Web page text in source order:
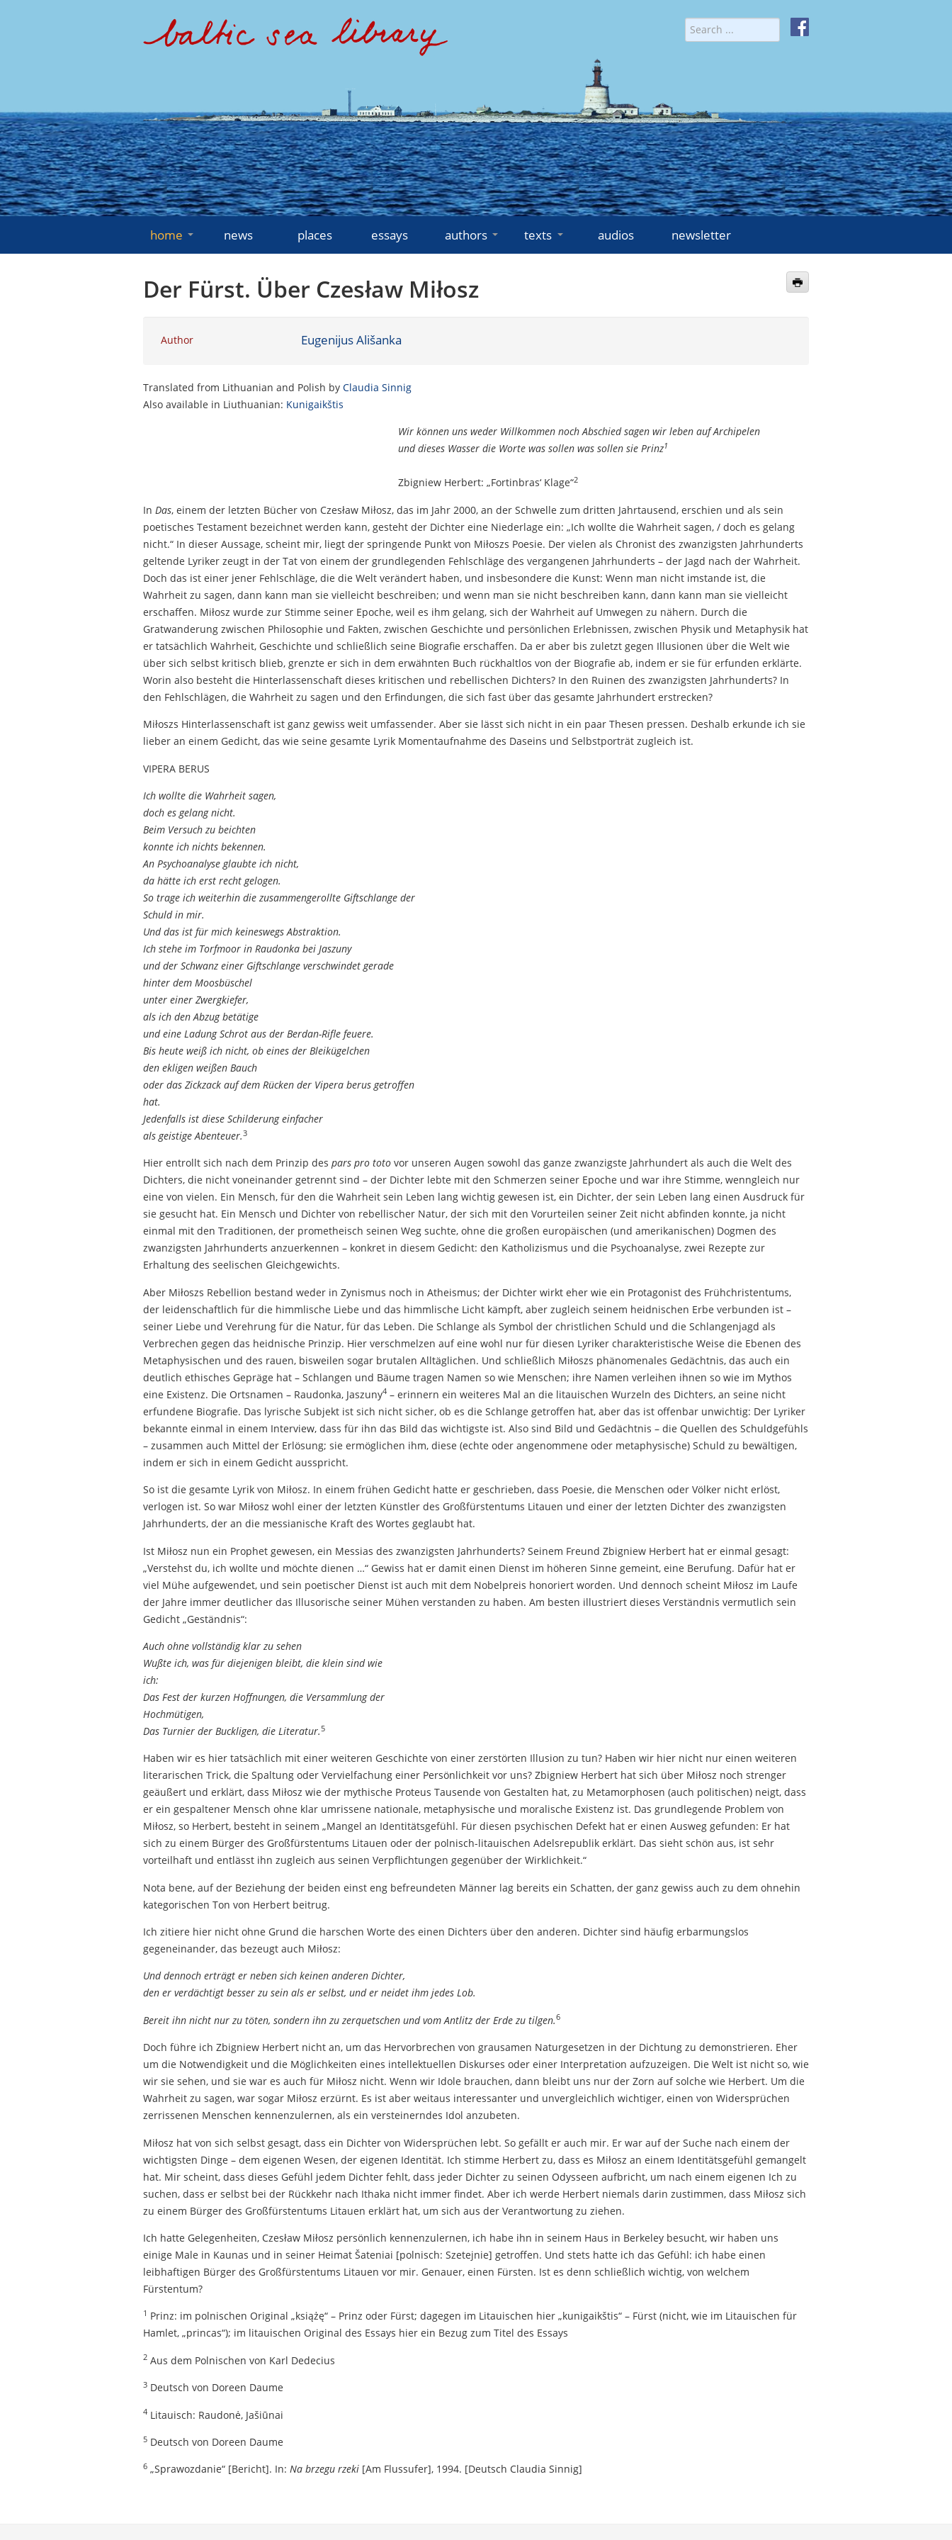
home news places essays authors texts audios newsletter
Der Fürst. Über Czesław Miłosz
Author Eugenijus Ališanka
Translated from Lithuanian and Polish by Claudia Sinnig
Also available in Liuthuanian: Kunigaikštis
Wir können uns weder Willkommen noch Abschied sagen wir leben auf Archipelen
und dieses Wasser die Worte was sollen was sollen sie Prinz1
Zbigniew Herbert: „Fortinbras‘ Klage“2
In Das, einem der letzten Bücher von Czesław Miłosz, das im Jahr 2000, an der Schwelle zum dritten Jahrtausend, erschien und als sein
poetisches Testament bezeichnet werden kann, gesteht der Dichter eine Niederlage ein: „Ich wollte die Wahrheit sagen, / doch es gelang
nicht.“ In dieser Aussage, scheint mir, liegt der springende Punkt von Miłoszs Poesie. Der vielen als Chronist des zwanzigsten Jahrhunderts
geltende Lyriker zeugt in der Tat von einem der grundlegenden Fehlschläge des vergangenen Jahrhunderts – der Jagd nach der Wahrheit.
Doch das ist einer jener Fehlschläge, die die Welt verändert haben, und insbesondere die Kunst: Wenn man nicht imstande ist, die
Wahrheit zu sagen, dann kann man sie vielleicht beschreiben; und wenn man sie nicht beschreiben kann, dann kann man sie vielleicht
erschaffen. Miłosz wurde zur Stimme seiner Epoche, weil es ihm gelang, sich der Wahrheit auf Umwegen zu nähern. Durch die
Gratwanderung zwischen Philosophie und Fakten, zwischen Geschichte und persönlichen Erlebnissen, zwischen Physik und Metaphysik hat
er tatsächlich Wahrheit, Geschichte und schließlich seine Biografie erschaffen. Da er aber bis zuletzt gegen Illusionen über die Welt wie
über sich selbst kritisch blieb, grenzte er sich in dem erwähnten Buch rückhaltlos von der Biografie ab, indem er sie für erfunden erklärte.
Worin also besteht die Hinterlassenschaft dieses kritischen und rebellischen Dichters? In den Ruinen des zwanzigsten Jahrhunderts? In
den Fehlschlägen, die Wahrheit zu sagen und den Erfindungen, die sich fast über das gesamte Jahrhundert erstrecken?
Miłoszs Hinterlassenschaft ist ganz gewiss weit umfassender. Aber sie lässt sich nicht in ein paar Thesen pressen. Deshalb erkunde ich sie
lieber an einem Gedicht, das wie seine gesamte Lyrik Momentaufnahme des Daseins und Selbstporträt zugleich ist.
VIPERA BERUS
Ich wollte die Wahrheit sagen,
doch es gelang nicht.
Beim Versuch zu beichten
konnte ich nichts bekennen.
An Psychoanalyse glaubte ich nicht,
da hätte ich erst recht gelogen.
So trage ich weiterhin die zusammengerollte Giftschlange der
Schuld in mir.
Und das ist für mich keineswegs Abstraktion.
Ich stehe im Torfmoor in Raudonka bei Jaszuny
und der Schwanz einer Giftschlange verschwindet gerade
hinter dem Moosbüschel
unter einer Zwergkiefer,
als ich den Abzug betätige
und eine Ladung Schrot aus der Berdan-Rifle feuere.
Bis heute weiß ich nicht, ob eines der Bleikügelchen
den ekligen weißen Bauch
oder das Zickzack auf dem Rücken der Vipera berus getroffen
hat.
Jedenfalls ist diese Schilderung einfacher
als geistige Abenteuer.3
Hier entrollt sich nach dem Prinzip des pars pro toto vor unseren Augen sowohl das ganze zwanzigste Jahrhundert als auch die Welt des
Dichters, die nicht voneinander getrennt sind – der Dichter lebte mit den Schmerzen seiner Epoche und war ihre Stimme, wenngleich nur
eine von vielen. Ein Mensch, für den die Wahrheit sein Leben lang wichtig gewesen ist, ein Dichter, der sein Leben lang einen Ausdruck für
sie gesucht hat. Ein Mensch und Dichter von rebellischer Natur, der sich mit den Vorurteilen seiner Zeit nicht abfinden konnte, ja nicht
einmal mit den Traditionen, der prometheisch seinen Weg suchte, ohne die großen europäischen (und amerikanischen) Dogmen des
zwanzigsten Jahrhunderts anzuerkennen – konkret in diesem Gedicht: den Katholizismus und die Psychoanalyse, zwei Rezepte zur
Erhaltung des seelischen Gleichgewichts.
Aber Miłoszs Rebellion bestand weder in Zynismus noch in Atheismus; der Dichter wirkt eher wie ein Protagonist des Frühchristentums,
der leidenschaftlich für die himmlische Liebe und das himmlische Licht kämpft, aber zugleich seinem heidnischen Erbe verbunden ist –
seiner Liebe und Verehrung für die Natur, für das Leben. Die Schlange als Symbol der christlichen Schuld und die Schlangenjagd als
Verbrechen gegen das heidnische Prinzip. Hier verschmelzen auf eine wohl nur für diesen Lyriker charakteristische Weise die Ebenen des
Metaphysischen und des rauen, bisweilen sogar brutalen Alltäglichen. Und schließlich Miłoszs phänomenales Gedächtnis, das auch ein
deutlich ethisches Gepräge hat – Schlangen und Bäume tragen Namen so wie Menschen; ihre Namen verleihen ihnen so wie im Mythos
eine Existenz. Die Ortsnamen – Raudonka, Jaszuny4 – erinnern ein weiteres Mal an die litauischen Wurzeln des Dichters, an seine nicht
erfundene Biografie. Das lyrische Subjekt ist sich nicht sicher, ob es die Schlange getroffen hat, aber das ist offenbar unwichtig: Der Lyriker
bekannte einmal in einem Interview, dass für ihn das Bild das wichtigste ist. Also sind Bild und Gedächtnis – die Quellen des Schuldgefühls
– zusammen auch Mittel der Erlösung; sie ermöglichen ihm, diese (echte oder angenommene oder metaphysische) Schuld zu bewältigen,
indem er sich in einem Gedicht ausspricht.
So ist die gesamte Lyrik von Miłosz. In einem frühen Gedicht hatte er geschrieben, dass Poesie, die Menschen oder Völker nicht erlöst,
verlogen ist. So war Miłosz wohl einer der letzten Künstler des Großfürstentums Litauen und einer der letzten Dichter des zwanzigsten
Jahrhunderts, der an die messianische Kraft des Wortes geglaubt hat.
Ist Miłosz nun ein Prophet gewesen, ein Messias des zwanzigsten Jahrhunderts? Seinem Freund Zbigniew Herbert hat er einmal gesagt:
„Verstehst du, ich wollte und möchte dienen …“ Gewiss hat er damit einen Dienst im höheren Sinne gemeint, eine Berufung. Dafür hat er
viel Mühe aufgewendet, und sein poetischer Dienst ist auch mit dem Nobelpreis honoriert worden. Und dennoch scheint Miłosz im Laufe
der Jahre immer deutlicher das Illusorische seiner Mühen verstanden zu haben. Am besten illustriert dieses Verständnis vermutlich sein
Gedicht „Geständnis“:
Auch ohne vollständig klar zu sehen
Wußte ich, was für diejenigen bleibt, die klein sind wie
ich:
Das Fest der kurzen Hoffnungen, die Versammlung der
Hochmütigen,
Das Turnier der Buckligen, die Literatur. 5
Haben wir es hier tatsächlich mit einer weiteren Geschichte von einer zerstörten Illusion zu tun? Haben wir hier nicht nur einen weiteren
literarischen Trick, die Spaltung oder Vervielfachung einer Persönlichkeit vor uns? Zbigniew Herbert hat sich über Miłosz noch strenger
geäußert und erklärt, dass Miłosz wie der mythische Proteus Tausende von Gestalten hat, zu Metamorphosen (auch politischen) neigt, dass
er ein gespaltener Mensch ohne klar umrissene nationale, metaphysische und moralische Existenz ist. Das grundlegende Problem von
Miłosz, so Herbert, besteht in seinem „Mangel an Identitätsgefühl. Für diesen psychischen Defekt hat er einen Ausweg gefunden: Er hat
sich zu einem Bürger des Großfürstentums Litauen oder der polnisch-litauischen Adelsrepublik erklärt. Das sieht schön aus, ist sehr
vorteilhaft und entlässt ihn zugleich aus seinen Verpflichtungen gegenüber der Wirklichkeit.“
Nota bene, auf der Beziehung der beiden einst eng befreundeten Männer lag bereits ein Schatten, der ganz gewiss auch zu dem ohnehin
kategorischen Ton von Herbert beitrug.
Ich zitiere hier nicht ohne Grund die harschen Worte des einen Dichters über den anderen. Dichter sind häufig erbarmungslos
gegeneinander, das bezeugt auch Miłosz:
Und dennoch erträgt er neben sich keinen anderen Dichter,
den er verdächtigt besser zu sein als er selbst, und er neidet ihm jedes Lob.
Bereit ihn nicht nur zu töten, sondern ihn zu zerquetschen und vom Antlitz der Erde zu tilgen.6
Doch führe ich Zbigniew Herbert nicht an, um das Hervorbrechen von grausamen Naturgesetzen in der Dichtung zu demonstrieren. Eher
um die Notwendigkeit und die Möglichkeiten eines intellektuellen Diskurses oder einer Interpretation aufzuzeigen. Die Welt ist nicht so, wie
wir sie sehen, und sie war es auch für Miłosz nicht. Wenn wir Idole brauchen, dann bleibt uns nur der Zorn auf solche wie Herbert. Um die
Wahrheit zu sagen, war sogar Miłosz erzürnt. Es ist aber weitaus interessanter und unvergleichlich wichtiger, einen von Widersprüchen
zerrissenen Menschen kennenzulernen, als ein versteinerndes Idol anzubeten.
Miłosz hat von sich selbst gesagt, dass ein Dichter von Widersprüchen lebt. So gefällt er auch mir. Er war auf der Suche nach einem der
wichtigsten Dinge – dem eigenen Wesen, der eigenen Identität. Ich stimme Herbert zu, dass es Miłosz an einem Identitätsgefühl gemangelt
hat. Mir scheint, dass dieses Gefühl jedem Dichter fehlt, dass jeder Dichter zu seinen Odysseen aufbricht, um nach einem eigenen Ich zu
suchen, dass er selbst bei der Rückkehr nach Ithaka nicht immer findet. Aber ich werde Herbert niemals darin zustimmen, dass Miłosz sich
zu einem Bürger des Großfürstentums Litauen erklärt hat, um sich aus der Verantwortung zu ziehen.
Ich hatte Gelegenheiten, Czesław Miłosz persönlich kennenzulernen, ich habe ihn in seinem Haus in Berkeley besucht, wir haben uns
einige Male in Kaunas und in seiner Heimat Šateniai [polnisch: Szetejnie] getroffen. Und stets hatte ich das Gefühl: ich habe einen
leibhaftigen Bürger des Großfürstentums Litauen vor mir. Genauer, einen Fürsten. Ist es denn schließlich wichtig, von welchem
Fürstentum?
1 Prinz: im polnischen Original „książę“ – Prinz oder Fürst; dagegen im Litauischen hier „kunigaikštis“ – Fürst (nicht, wie im Litauischen für
Hamlet, „princas“); im litauischen Original des Essays hier ein Bezug zum Titel des Essays
2 Aus dem Polnischen von Karl Dedecius
3 Deutsch von Doreen Daume
4 Litauisch: Raudonė, Jašiūnai
5 Deutsch von Doreen Daume
6 „Sprawozdanie“ [Bericht]. In: Na brzegu rzeki [Am Flussufer], 1994. [Deutsch Claudia Sinnig]